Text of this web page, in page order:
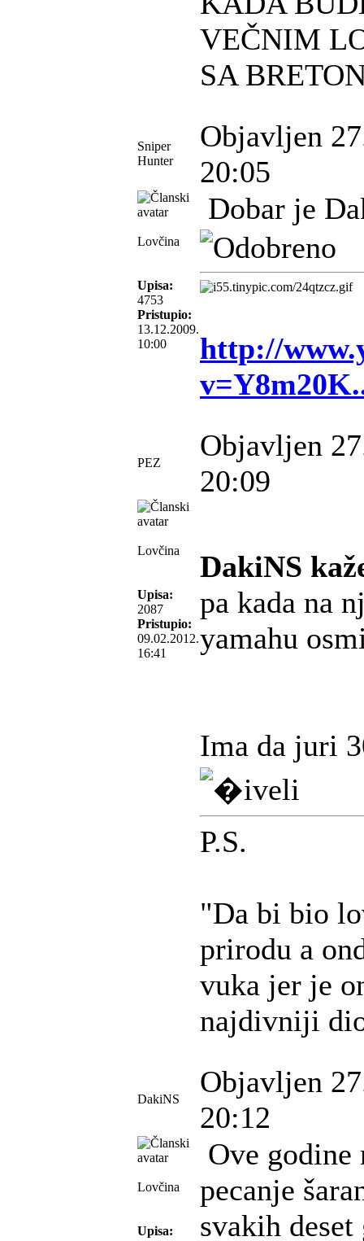
VEČNIM
SA
Sniper
Hunter
Objavljen
20:05
Lovčina
Upisa:
4753
Pristupio:
13.12.2009.
10:00
Dobar je
http://
PEZ
Objavljen
20:09
Lovčina
Upisa:
2087
Pristupio:
09.02.2012.
16:41
DakiNS
pa kada na
yamahu
Ima da juri
P.S.
"Da bi bio
prirodu a
vuka jer je
najdivniji
DakiNS
Objavljen
20:12
Lovčina
Upisa:
Ove godine
pecanje
svakih